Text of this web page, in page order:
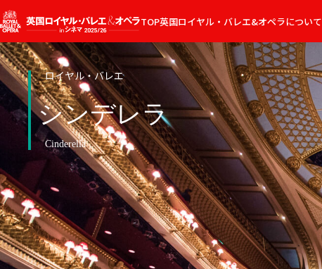
TOP英国ロイヤル・バレエ&オペラについて
上映作品案内
ロイヤル・バレエ
シンデレラ
Cinderella